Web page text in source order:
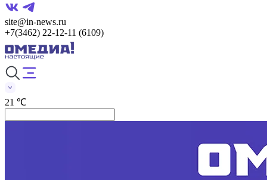
site@in-news.ru
+7(3462) 22-12-11 (6109)
21 ℃